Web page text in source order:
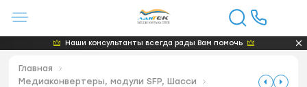
Наши консультанты всегда рады Вам помочь
Главная
Медиаконвертеры, модули SFP, Шасси